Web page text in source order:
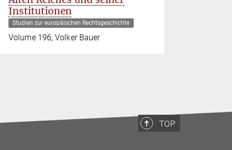
Institutionen
Studien zur europäischen Rechtsgeschichte
Volume 196, Volker Bauer
TOP